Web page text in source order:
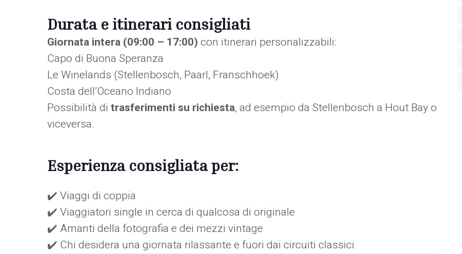
Durata e itinerari consigliati
Giornata intera (09:00 – 17:00)con itinerari personalizzabili:
Capo di Buona Speranza
Le Winelands (Stellenbosch, Paarl, Franschhoek)
Costa dell’Oceano Indiano
Possibilità di trasferimenti su richiesta, ad esempio da Stellenbosch a Hout Bay o
viceversa.
Esperienza consigliata per:
✔️ Viaggi di coppia
✔️ Viaggiatori single in cerca di qualcosa di originale
✔️ Amanti della fotografia e dei mezzi vintage
✔️ Chi desidera una giornata rilassante e fuori dai circuiti classici